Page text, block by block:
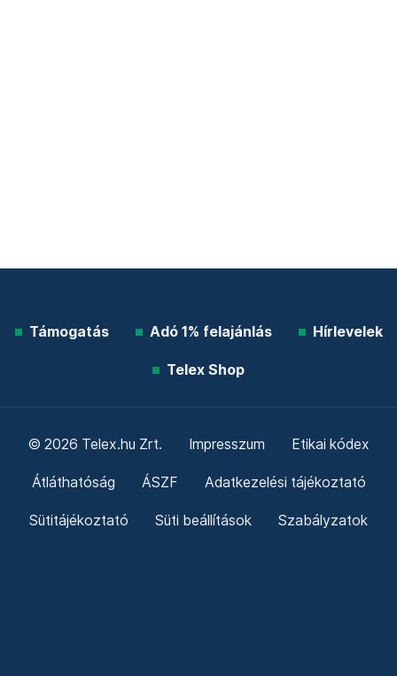
Támogatás Adó 1% felajánlás Hírlevelek
Telex Shop
© 2026 Telex.hu Zrt. Impresszum Etikai kódex
Átláthatóság ÁSZF Adatkezelési tájékoztató
Sütitájékoztató Süti beállítások Szabályzatok